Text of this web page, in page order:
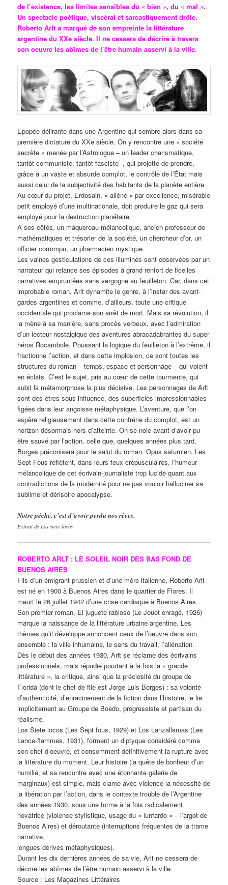
de l’existence, les limites sensibles du « bien », du « mal ».
Un spectacle poétique, viscéral et sarcastiquement drôle.
Roberto Arlt a marqué de son empreinte la littérature
argentine du XXe siècle. Il ne cessera de décrire à travers
son oeuvre les abîmes de l’être humain asservi à la ville.
Epopée délirante dans une Argentine qui sombre alors dans sa
première dictature du XXe siècle. On y rencontre une « société
secrète » menée par l’Astrologue – un leader charismatique,
tantôt communiste, tantôt fasciste -, qui projette de prendre,
grâce à un vaste et absurde complot, le contrôle de l’État mais
aussi celui de la subjectivité des habitants de la planète entière.
Au cœur du projet, Erdosain, « aliéné » par excellence, misérable
petit employé d’une multinationale, doit produire le gaz qui sera
employé pour la destruction planétaire.
À ses côtés, un maquereau mélancolique, ancien professeur de
mathématiques et trésorier de la société, un chercheur d’or, un
officier corrompu, un pharmacien mystique.
Les vaines gesticulations de ces illuminés sont observées par un
narrateur qui relance ses épisodes à grand renfort de ficelles
narratives empruntées sans vergogne au feuilleton. Car, dans cet
improbable roman, Arlt dynamite le genre, à l’instar des avant-
gardes argentines et comme, d’ailleurs, toute une critique
occidentale qui proclame son arrêt de mort. Mais sa révolution, il
la mène à sa manière, sans procès verbeux, avec l’admiration
d’un lecteur nostalgique des aventures abracadabrantes du super
héros Rocambole. Poussant la logique du feuilleton à l’extrême, il
fractionne l’action, et dans cette implosion, ce sont toutes les
structures du roman – temps, espace et personnage – qui volent
en éclats. C’est le sujet, pris au cœur de cette tourmente, qui
subit la métamorphose la plus décisive. Les personnages de Arlt
sont des êtres sous influence, des superficies impressionnables
figées dans leur angoisse métaphysique. L’aventure, que l’on
espère religieusement dans cette confrérie du complot, est un
horizon désormais hors d’atteinte. On se noie avant d’avoir pu
être sauvé par l’action, celle que, quelques années plus tard,
Borges préconisera pour le salut du roman. Opus saturnien, Les
Sept Fous reflètent, dans leurs feux crépusculaires, l’humeur
mélancolique de cet écrivain-journaliste trop lucide quant aux
contradictions de la modernité pour ne pas vouloir halluciner sa
sublime et dérisoire apocalypse.
Notre péché, c’est d’avoir perdu nos rêves.
Extrait de Los siete locos
ROBERTO ARLT : LE SOLEIL NOIR DES BAS FOND DE
BUENOS AIRES
Fils d’un émigrant prussien et d’une mère italienne, Roberto Arlt
est né en 1900 à Buenos Aires dans le quartier de Flores. Il
meurt le 26 juillet 1942 d’une crise cardiaque à Buenos Aires.
Son premier roman, El juguete rabioso (Le Jouet enragé, 1926)
marque la naissance de la littérature urbaine argentine. Les
thèmes qu’il développe annoncent ceux de l’oeuvre dans son
ensemble : la ville inhumaine, le sens du travail, l’aliénation.
Dès le début des années 1930, Arlt se réclame des écrivains
professionnels, mais répudie pourtant à la fois la « grande
littérature », la critique, ainsi que la préciosité du groupe de
Florida (dont le chef de file est Jorge Luis Borges) : sa volonté
d’authenticité, d’enracinement de la fiction dans l’histoire, le lie
implicitement au Groupe de Boedo, progressiste et partisan du
réalisme.
Los Siete locos (Les Sept fous, 1929) et Los Lanzallamas (Les
Lance-flammes, 1931), forment un diptyque considéré comme
son chef-d’oeuvre, et consomment définitivement la rupture avec
la littérature du moment. Leur histoire (la quête de bonheur d’un
humilié, et sa rencontre avec une étonnante galerie de
marginaux) est simple, mais clame avec violence la nécessité de
la libération par l’action, dans le contexte trouble de l’Argentine
des années 1930, sous une forme à la fois radicalement
novatrice (violence stylistique, usage du « lunfardo » – l’argot de
Buenos Aires) et déroutante (interruptions fréquentes de la trame
narrative,
longues dérives métaphysiques).
Durant les dix dernières années de sa vie, Arlt ne cessera de
décrire les abîmes de l’être humain asservi à la ville.
Source : Les Magazines Littéraires